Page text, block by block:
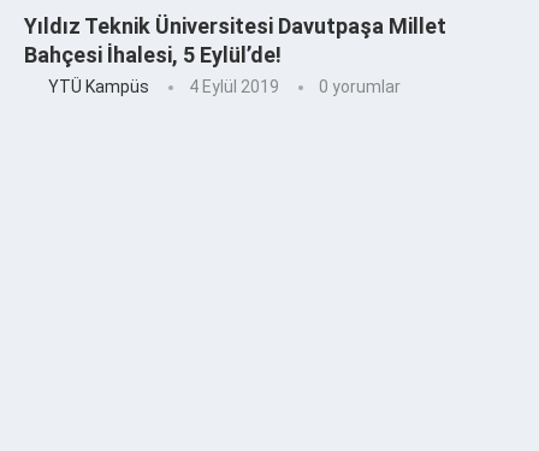
Yıldız Teknik Üniversitesi Davutpaşa Millet
Bahçesi İhalesi, 5 Eylül’de!
YTÜ Kampüs 4 Eylül 2019 0 yorumlar